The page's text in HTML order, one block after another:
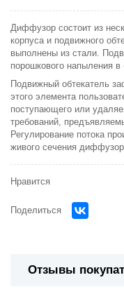
Диффузор состоит из
корпуса и подвижного
выполнены из стали.
порошкового напыления
Подвижный обтекатель
этого элемента
поступающего или
требований,
Регулирование потока
живого сечения
Нравится
Поделиться
Отзывы